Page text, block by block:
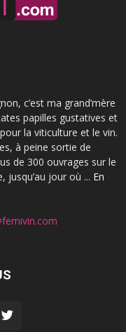
c’est ma grand’mère
papilles gustatives et
la viticulture et le vin.
à peine sortie de
de 300 ouvrages sur le
jusqu’au jour où ... En